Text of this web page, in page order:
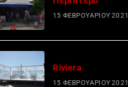
15 ΦΕΒΡΟΥΑΡΊΟΥ 2021
Riviera
15 ΦΕΒΡΟΥΑΡΊΟΥ 2021